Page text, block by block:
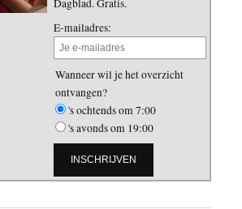
Dagblad. Gratis.
E-mailadres:
Wanneer wil je het overzicht
ontvangen?
's ochtends om 7:00
's avonds om 19:00